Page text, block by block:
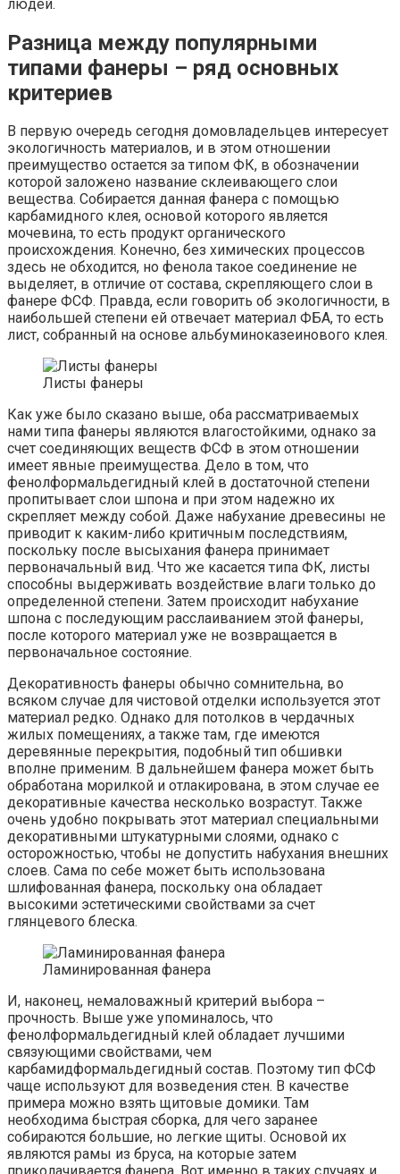
людей.
Разница между популярными
типами фанеры – ряд основных
критериев
В первую очередь сегодня домовладельцев интересует
экологичность материалов, и в этом отношении
преимущество остается за типом ФК, в обозначении
которой заложено название склеивающего слои
вещества. Собирается данная фанера с помощью
карбамидного клея, основой которого является
мочевина, то есть продукт органического
происхождения. Конечно, без химических процессов
здесь не обходится, но фенола такое соединение не
выделяет, в отличие от состава, скрепляющего слои в
фанере ФСФ. Правда, если говорить об экологичности, в
наибольшей степени ей отвечает материал ФБА, то есть
лист, собранный на основе альбуминоказеинового клея.
Листы фанеры
Как уже было сказано выше, оба рассматриваемых
нами типа фанеры являются влагостойкими, однако за
счет соединяющих веществ ФСФ в этом отношении
имеет явные преимущества. Дело в том, что
фенолформальдегидный клей в достаточной степени
пропитывает слои шпона и при этом надежно их
скрепляет между собой. Даже набухание древесины не
приводит к каким-либо критичным последствиям,
поскольку после высыхания фанера принимает
первоначальный вид. Что же касается типа ФК, листы
способны выдерживать воздействие влаги только до
определенной степени. Затем происходит набухание
шпона с последующим расслаиванием этой фанеры,
после которого материал уже не возвращается в
первоначальное состояние.
Декоративность фанеры обычно сомнительна, во
всяком случае для чистовой отделки используется этот
материал редко. Однако для потолков в чердачных
жилых помещениях, а также там, где имеются
деревянные перекрытия, подобный тип обшивки
вполне применим. В дальнейшем фанера может быть
обработана морилкой и отлакирована, в этом случае ее
декоративные качества несколько возрастут. Также
очень удобно покрывать этот материал специальными
декоративными штукатурными слоями, однако с
осторожностью, чтобы не допустить набухания внешних
слоев. Сама по себе может быть использована
шлифованная фанера, поскольку она обладает
высокими эстетическими свойствами за счет
глянцевого блеска.
Ламинированная фанера
И, наконец, немаловажный критерий выбора –
прочность. Выше уже упоминалось, что
фенолформальдегидный клей обладает лучшими
связующими свойствами, чем
карбамидформальдегидный состав. Поэтому тип ФСФ
чаще используют для возведения стен. В качестве
примера можно взять щитовые домики. Там
необходима быстрая сборка, для чего заранее
собираются большие, но легкие щиты. Основой их
являются рамы из бруса, на которые затем